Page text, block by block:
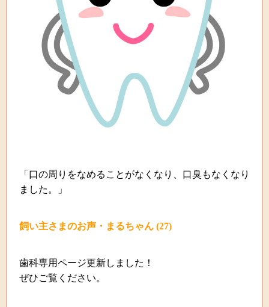
「口の周りをなめることがなくなり、口臭もなくなり
ました。」
飼い主さまのお声・まるちゃん (27)
歯科専用ページ更新しました！
ぜひご覧ください。